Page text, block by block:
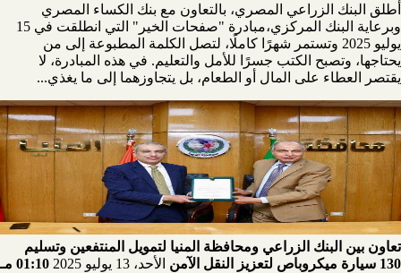
أطلق البنك الزراعي المصري، بالتعاون مع بنك الكساء المصري
وبرعاية البنك المركزي،مبادرة "صفحات الخير" التي انطلقت في 15
يوليو 2025 وتستمر شهرًا كاملًا، لتصل الكلمة المطبوعة إلى من
يحتاجها، وتصبح الكتب جسرًا للأمل والتعليم. في هذه المبادرة، لا
يقتصر العطاء على المال أو الطعام، بل يتجاوزهما إلى ما يغذي...
تعاون بين البنك الزراعي ومحافظة المنيا لتمويل المنتفعين وتسليم
130 سيارة ميكروباص لتعزيز النقل الآمن
الأحد، 13 يوليو 2025 01:10 مـ